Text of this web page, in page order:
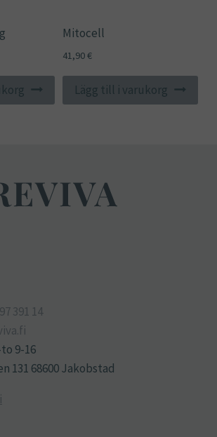
Mitocell
41,90€
Lägg till i varukorg
391 14
9-16
131 68600 Jakobstad